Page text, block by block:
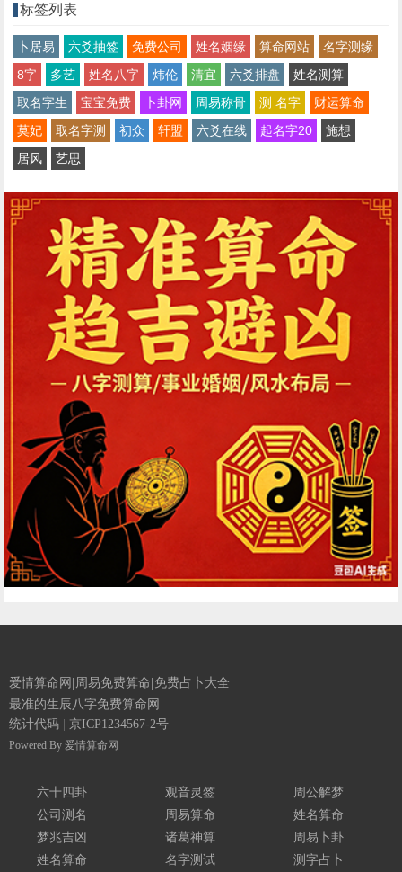
标签列表
卜居易 六爻抽签 免费公司 姓名姻缘 算命网站
名字测缘
8字
多艺 姓名八字 炜伦 清宜 六爻排盘
姓名测算
取名字生
宝宝免费 卜卦网 周易称骨 测 名字
财运算命
莫妃
取名字测 初众 轩盟 六爻在线 起名字20
施想
居风
艺思
爱情算命网|周易免费算命|免费占卜大全
最准的生辰八字免费算命网
统计代码 京ICP1234567-2号
Powered By 爱情算命网
六十四卦
公司测名
梦兆吉凶
姓名算命
观音灵签
周易算命
诸葛神算
名字测试
周公解梦
姓名算命
周易卜卦
测字占卜